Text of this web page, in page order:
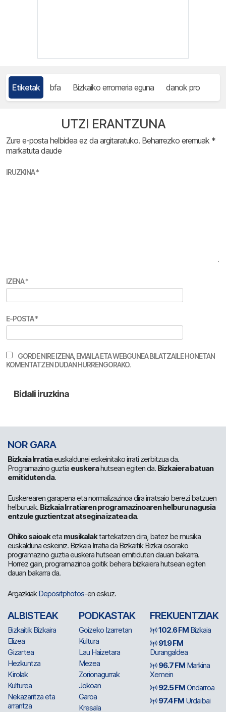
Etiketak bfa Bizkaiko erromeria eguna danok pro
UTZI ERANTZUNA
Zure e-posta helbidea ez da argitaratuko. Beharrezko eremuak *
markatuta daude
IRUZKINA*
IZENA*
E-POSTA*
GORDE NIRE IZENA, EMAILA ETA WEBGUNEA BILATZAILE HONETAN
KOMENTATZEN DUDAN HURRENGORAKO.
NOR GARA
Bizkaia Irratiaeuskaldunei eskeinitako irrati zerbitzua da.
Programazino guztia euskerahutsean egiten da. Bizkaiera batuan
emitiduten da.
Euskerearen garapena eta normalizazinoa dira irratsaio berezi batzuen
helburuak. Bizkaia Irratiaren programazinoaren helburu nagusia
entzule guztientzat atsegina izatea da.
Ohiko saioaketa musikalaktartekatzen dira, batez be musika
euskalduna eskeiniz. Bizkaia Irratia da Bizkaitik Bizkai osorako
programazino guztia euskera hutsean emitiduten dauan bakarra.
Horrez gain, programazinoa goitik behera bizkaiera hutsean egiten
dauan bakarra da.
ArgazkiakDepositphotos-en eskuz.
ALBISTEAK
Bizkaitik Bizkaira
Elizea
Gizartea
Hezkuntza
Kirolak
Kulturea
Nekazaritza eta
arrantza
PODKASTAK
Goizeko Izarretan
Kultura
Lau Haizetara
Mezea
Zorionagurrak
Jokoan
Garoa
Kresala
FREKUENTZIAK
102.6 FM Bizkaia
91.9 FM
Durangaldea
96.7 FM Markina
Xemein
92.5 FMOndarroa
97.4 FM Urdaibai